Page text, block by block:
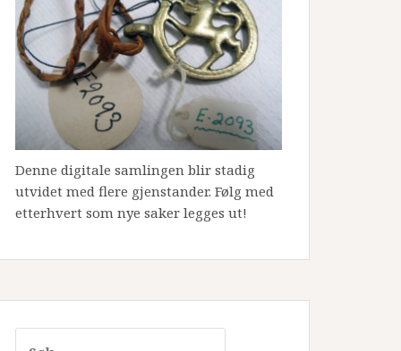
Denne digitale samlingen blir stadig
utvidet med flere gjenstander. Følg med
etterhvert som nye saker legges ut!